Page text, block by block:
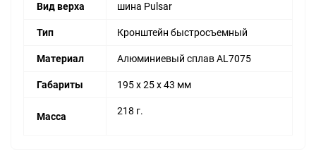
Вид верха шина Pulsar
Тип Кронштейн быстросъемный
Материал Алюминиевый сплав AL7075
Габариты 195 x 25 x 43 мм
Масса 218 г.